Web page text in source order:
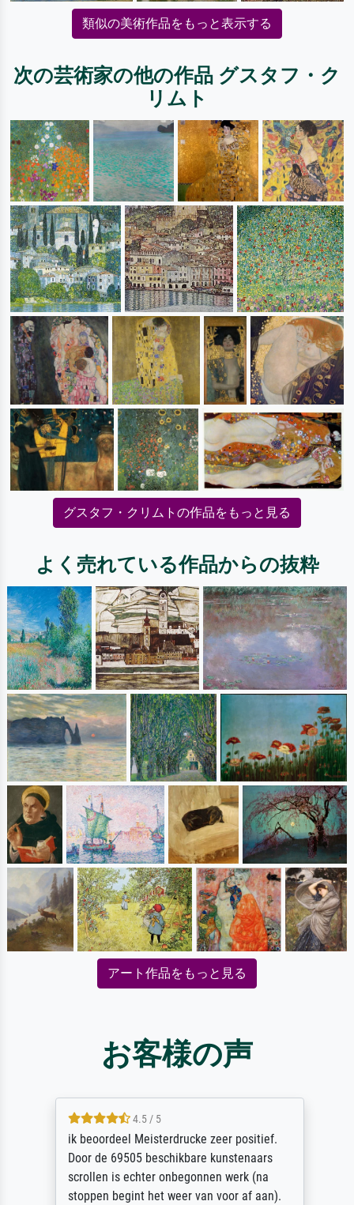
類似の美術作品をもっと表示する
次の芸術家の他の作品 グスタフ・ク
リムト
グスタフ・クリムトの作品をもっと見る
よく売れている作品からの抜粋
アート作品をもっと見る
お客様の声
4.5 / 5
ik beoordeel Meisterdrucke zeer positief.
Door de 69505 beschikbare kunstenaars
scrollen is echter onbegonnen werk (na
stoppen begint het weer van voor af aan).